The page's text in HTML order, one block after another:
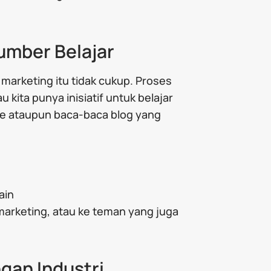
Belajar
itu tidak cukup. Proses
kita punya inisiatif untuk belajar
ataupun baca-baca blog yang
atau ke teman yang juga